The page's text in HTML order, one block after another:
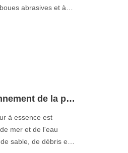
abrasives et à
municipales.
Application et fonctionnement de la pompe à dragage
à essence est
mer et de l'eau
sable, de débris et